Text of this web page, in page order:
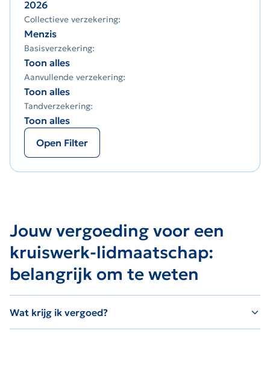
2026
Collectieve verzekering:
Menzis
Basisverzekering:
Toon alles
Aanvullende verzekering:
Toon alles
Tandverzekering:
Toon alles
Open Filter
Jouw vergoeding voor een
kruiswerk-lidmaatschap:
belangrijk om te weten
Wat krijg ik vergoed?